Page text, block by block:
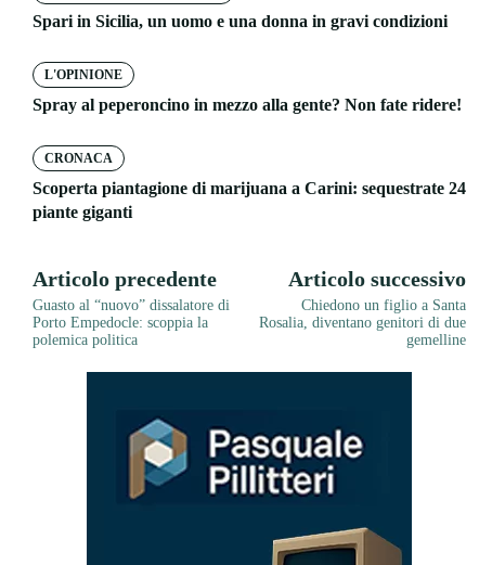
Spari in Sicilia, un uomo e una donna in gravi condizioni
L'OPINIONE
Spray al peperoncino in mezzo alla gente? Non fate ridere!
CRONACA
Scoperta piantagione di marijuana a Carini: sequestrate 24
piante giganti
Articolo precedente
Guasto al “nuovo” dissalatore di
Porto Empedocle: scoppia la
polemica politica
Articolo successivo
Chiedono un figlio a Santa
Rosalia, diventano genitori di due
gemelline